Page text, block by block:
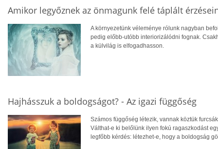
Amikor legyőznek az önmagunk felé táplált
A környezetünk véleménye rólunk nagyban
pedig előbb-utóbb interiorizálódni fognak.
a külvilág is elfogadhasson.
Hajhásszuk a boldogságot? - Az igazi függőség
Számos függőség létezik, vannak köztük
Válthat-e ki belőlünk ilyen fokú ragaszkodást
legfőbb kérdés: létezhet-e, hogy a boldogság